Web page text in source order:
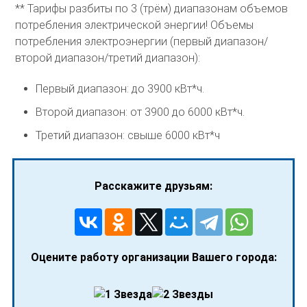
** Тарифы разбиты по 3 (трём) диапазонам объемов
потребления электрической энергии! Объемы
потребления электроэнергии (первый диапазон/
второй диапазон/третий диапазон):
Первый диапазон: до 3900 кВт*ч.
Второй диапазон: от 3900 до 6000 кВт*ч.
Третий диапазон: свыше 6000 кВт*ч
Расскажите друзьям:
Оцените работу организации Вашего города: